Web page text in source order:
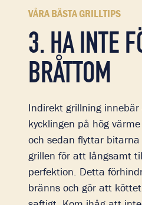
VÅRA BÄSTA GRILLTIPS
3. HA INTE
BRÅTTOM
Indirekt grillning
kycklingen på hög
och sedan flyttar
grillen för att långsamt
perfektion. Detta
bränns och gör att